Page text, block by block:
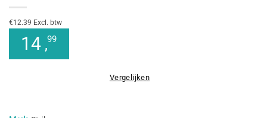
€12.39 Excl. btw
14 ,99
Vergelijken